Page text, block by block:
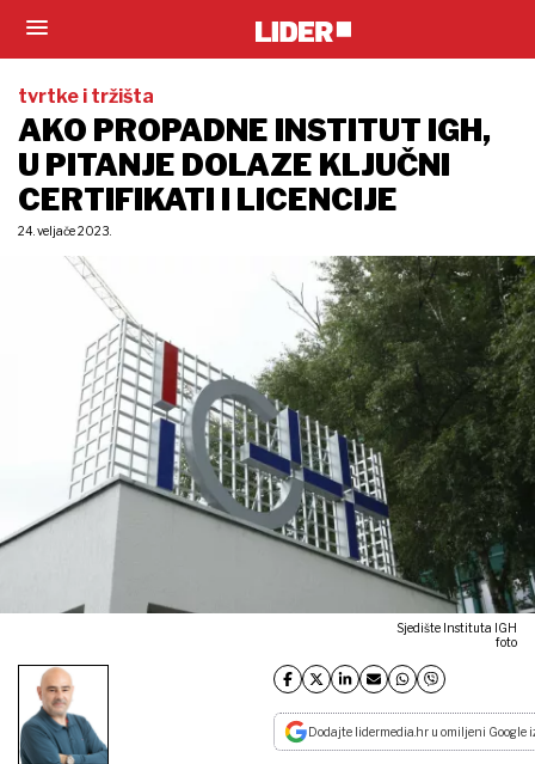
tvrtke i tržišta
AKO PROPADNE INSTITUT IGH,
U PITANJE DOLAZE KLJUČNI
CERTIFIKATI I LICENCIJE
24. veljače 2023.
Sjedište Instituta IGH
foto
Dodajte lidermedia.hr u omiljeni Google